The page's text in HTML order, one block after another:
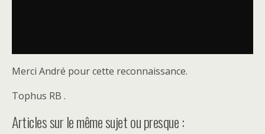
Merci André pour cette reconnaissance.
Tophus RB .
Articles sur le même sujet ou presque :